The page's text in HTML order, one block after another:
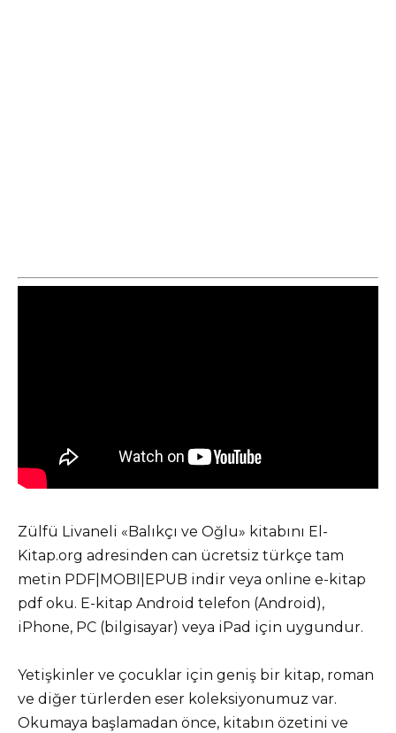
Zülfü Livaneli «Balıkçı ve Oğlu» kitabını El-
Kitap.org adresinden can ücretsiz türkçe tam
metin PDF|MOBI|EPUB indir veya online e-kitap
pdf oku. E-kitap Android telefon (Android),
iPhone, PC (bilgisayar) veya iPad için uygundur.
Yetişkinler ve çocuklar için geniş bir kitap, roman
ve diğer türlerden eser koleksiyonumuz var.
Okumaya başlamadan önce, kitabın özetini ve